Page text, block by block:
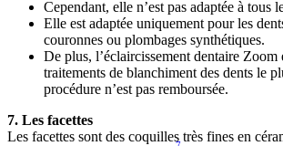
Elle est adaptée uniquement pour les
couronnes ou plombages synthétiques.
De plus, l’éclaircissement dentaire Zoom
traitements de blanchiment des dents le
procédure n’est pas remboursée.
7. Les facettes
Les facettes sont des coquilles très fines en